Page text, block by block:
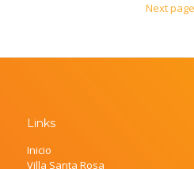
Next page
Links
Inicio
Villa Santa Rosa